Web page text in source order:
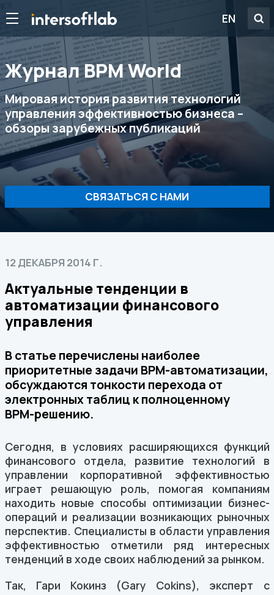
EN
Журнал ВРМ World
Мировая история развития технологий
управления эффективностью бизнеса –
обзоры зарубежных публикаций
СВЯЗАТЬСЯ С НАМИ
12 ДЕКАБРЯ 2014 Г.
Актуальные тенденции в
автоматизации финансового
управления
В статье перечислены наиболее
приоритетные задачи BPM-автоматизации,
обсуждаются тонкости перехода от
электронных таблиц к полноценному
BPM-решению.
Сегодня, в условиях расширяющихся функций
финансового отдела, развитие технологий в
управлении корпоративной эффективностью
играет решающую роль, помогая компаниям
находить новые способы оптимизации бизнес-
операций и реализации возникающих рыночных
перспектив. Специалисты в области управления
эффективностью отметили ряд интересных
тенденций в ходе своих наблюдений за рынком.
Так, Гари Кокинз (Gary Cokins), эксперт с